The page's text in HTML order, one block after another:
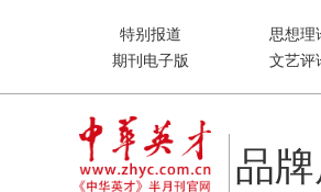
特别报道 思想理
期刊电子版
文艺评
品